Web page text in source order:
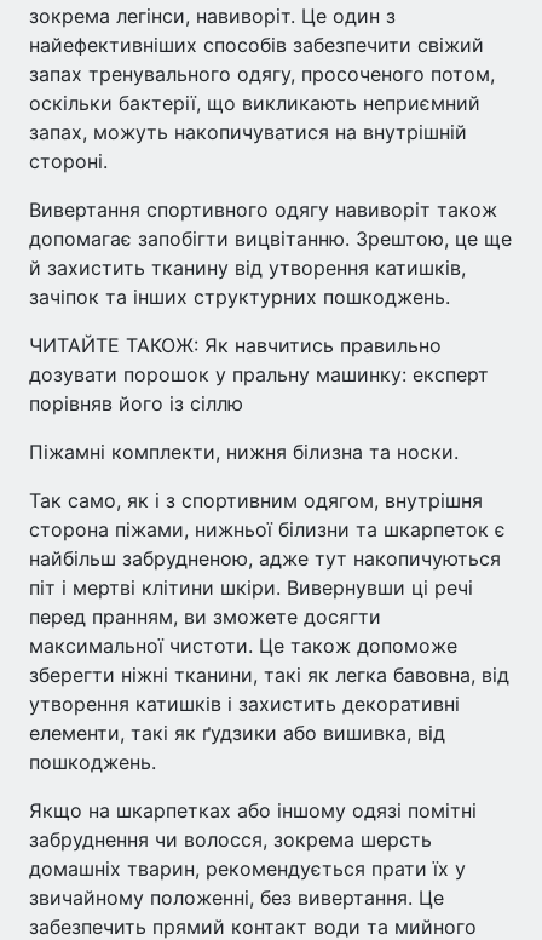
зокрема легінси, навиворіт. Це один з
найефективніших способів забезпечити свіжий
запах тренувального одягу, просоченого потом,
оскільки бактерії, що викликають неприємний
запах, можуть накопичуватися на внутрішній
стороні.
Вивертання спортивного одягу навиворіт також
допомагає запобігти вицвітанню. Зрештою, це ще
й захистить тканину від утворення катишків,
зачіпок та інших структурних пошкоджень.
ЧИТАЙТЕ ТАКОЖ: Як навчитись правильно
дозувати порошок у пральну машинку: експерт
порівняв його із сіллю
Піжамні комплекти, нижня білизна та носки.
Так само, як і з спортивним одягом, внутрішня
сторона піжами, нижньої білизни та шкарпеток є
найбільш забрудненою, адже тут накопичуються
піт і мертві клітини шкіри. Вивернувши ці речі
перед пранням, ви зможете досягти
максимальної чистоти. Це також допоможе
зберегти ніжні тканини, такі як легка бавовна, від
утворення катишків і захистить декоративні
елементи, такі як ґудзики або вишивка, від
пошкоджень.
Якщо на шкарпетках або іншому одязі помітні
забруднення чи волосся, зокрема шерсть
домашніх тварин, рекомендується прати їх у
звичайному положенні, без вивертання. Це
забезпечить прямий контакт води та мийного